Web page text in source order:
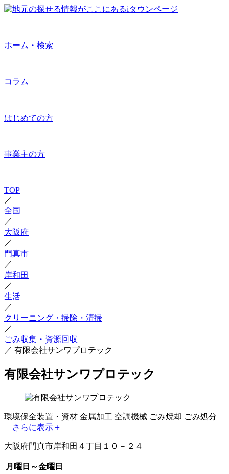
ホーム・検索
コラム
はじめての方
事業主の方
TOP
／
全国
／
大阪府
／
門真市
／
岸和田
／
生活
／
クリーニング・掃除・清掃
／
ごみ収集・資源回収
／ 有限会社サンワプロテック
有限会社サンワプロテック
環境保全装置・資材 金属加工 空調機械 ごみ焼却 ごみ処分
さらに表示＋
大阪府門真市岸和田４丁目１０－２４
月曜日～金曜日